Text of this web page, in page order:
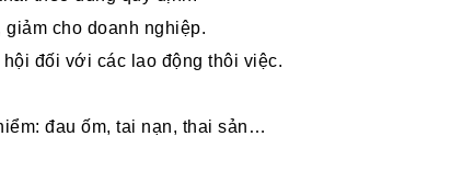
cho doanh nghiệp.
đối với các lao động thôi việc.
đau ốm, tai nạn, thai sản…